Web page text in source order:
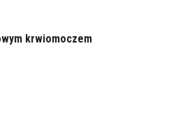
krwiomoczem